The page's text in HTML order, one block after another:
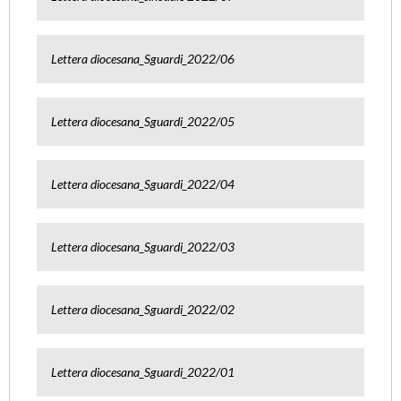
Lettera diocesana_Sguardi_2022/06
Lettera diocesana_Sguardi_2022/05
Lettera diocesana_Sguardi_2022/04
Lettera diocesana_Sguardi_2022/03
Lettera diocesana_Sguardi_2022/02
Lettera diocesana_Sguardi_2022/01